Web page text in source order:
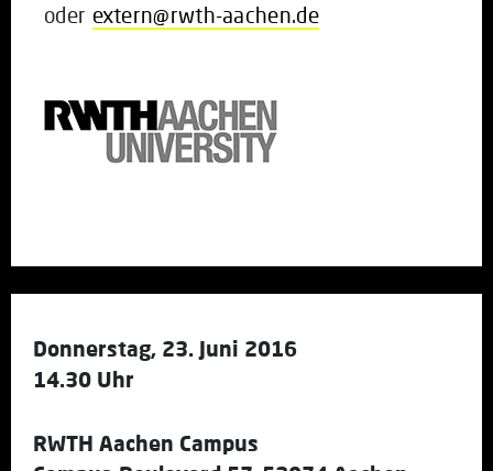
oder extern@rwth-aachen.de
Donnerstag, 23. Juni 2016
14.30 Uhr
RWTH Aachen Campus